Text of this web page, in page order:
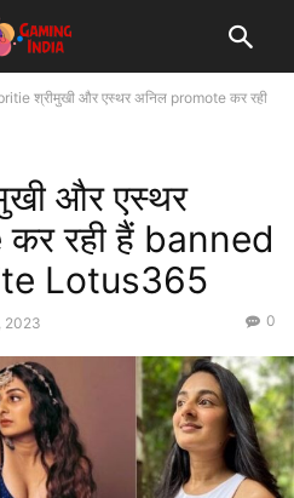
श्रीमुखी और एस्थर अनिल promote कर रही
और एस्थर
रही हैं banned
Lotus365
2023 0